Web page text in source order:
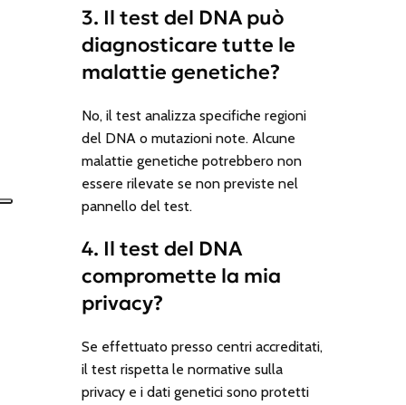
3. Il test del DNA può
diagnosticare tutte le
malattie genetiche?
No, il test analizza specifiche regioni
del DNA o mutazioni note. Alcune
malattie genetiche potrebbero non
essere rilevate se non previste nel
pannello del test.
4. Il test del DNA
compromette la mia
privacy?
Se effettuato presso centri accreditati,
il test rispetta le normative sulla
privacy e i dati genetici sono protetti